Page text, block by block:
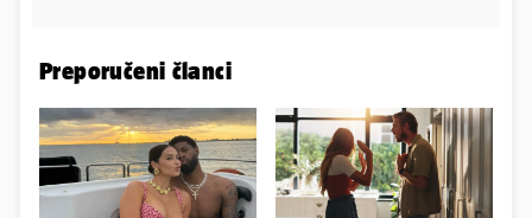
Preporučeni članci